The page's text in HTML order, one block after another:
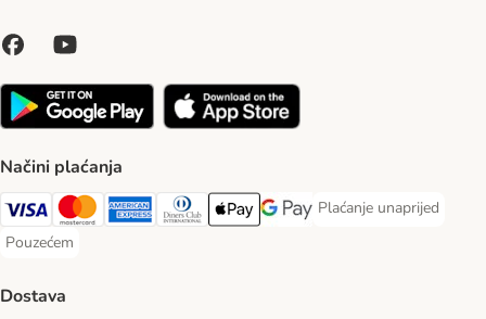
Načini plaćanja
Visa Payment Method
MasterCard Payment Method
American Express Payment Method
Diners Club Payment Method
Payment MethodGoogle pay Payment Method
Plaćanje unaprijed
Plaćanje unaprijed
Pouzećem
Pouzećem Payment Method
Dostava